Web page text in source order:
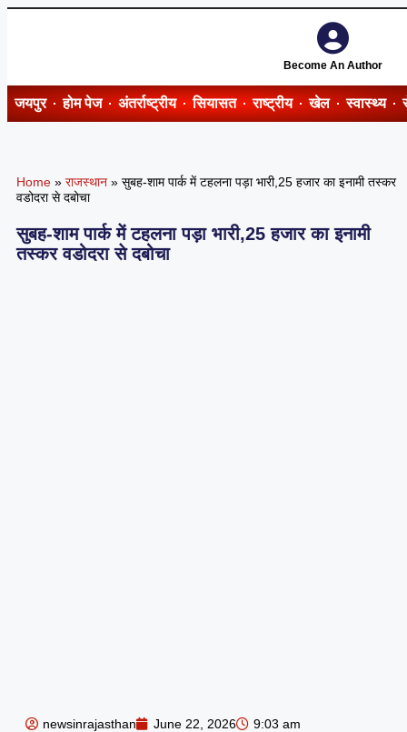
Become An Author
जयपुर होम पेज अंतर्राष्ट्रीय सियासत राष्ट्रीय खेल स्वास्थ्य
Home » राजस्थान » सुबह-शाम पार्क में टहलना पड़ा भारी,25 हजार का इनामी तस्कर
वडोदरा से दबोचा
सुबह-शाम पार्क में टहलना पड़ा भारी,25 हजार का इनामी
तस्कर वडोदरा से दबोचा
newsinrajasthan June 22, 2026 9:03 am